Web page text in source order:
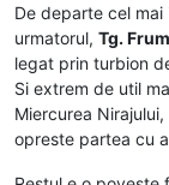
De departe cel
urmatorul, Tg.
legat prin turbion
Si extrem de util
Miercurea
opreste partea cu